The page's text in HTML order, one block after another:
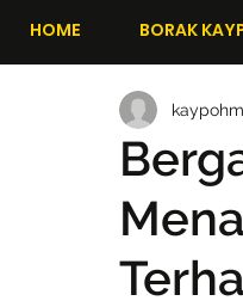
HOME BORAK